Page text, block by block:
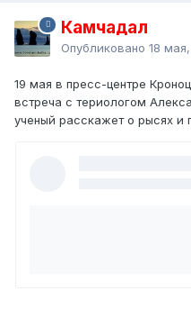
Камчадал
Опубликовано 18
19 мая в пресс-центре
встреча с териологом
ученый расскажет о рысях и